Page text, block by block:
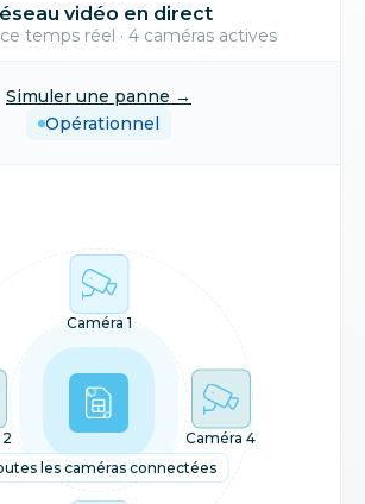
vidéo en direct
temps réel · 4 caméras actives
Simuler une panne →
Opérationnel
les caméras connectées
Caméra 1
Caméra 4